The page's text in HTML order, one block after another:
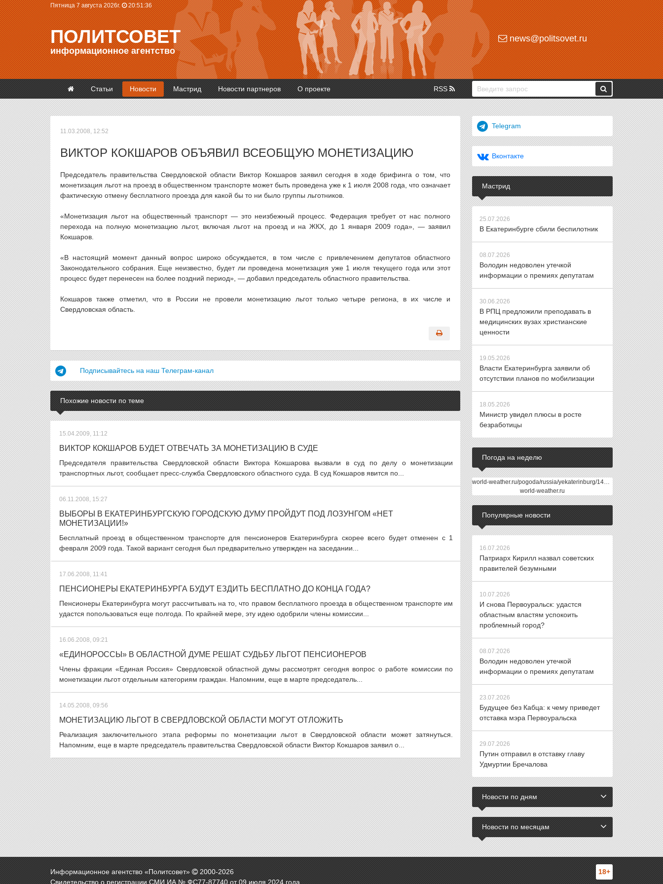
Пятница 7 августа 2026г. 20:51:36
ПОЛИТСОВЕТ
информационное агентство
news@politsovet.ru
Статьи Новости Мастрид Новости партнеров О проекте RSS
11.03.2008, 12:52
ВИКТОР КОКШАРОВ ОБЪЯВИЛ ВСЕОБЩУЮ МОНЕТИЗАЦИЮ
Председатель правительства Свердловской области Виктор Кокшаров заявил сегодня в ходе брифинга о том, что
монетизация льгот на проезд в общественном транспорте может быть проведена уже к 1 июля 2008 года, что означает
фактическую отмену бесплатного проезда для какой бы то ни было группы льготников.
«Монетизация льгот на общественный транспорт — это неизбежный процесс. Федерация требует от нас полного
перехода на полную монетизацию льгот, включая льгот на проезд и на ЖКХ, до 1 января 2009 года», — заявил
Кокшаров.
«В настоящий момент данный вопрос широко обсуждается, в том числе с привлечением депутатов областного
Законодательного собрания. Еще неизвестно, будет ли проведена монетизация уже 1 июля текущего года или этот
процесс будет перенесен на более поздний период», — добавил председатель областного правительства.
Кокшаров также отметил, что в России не провели монетизацию льгот только четыре региона, в их числе и
Свердловская область.
Подписывайтесь на наш Телеграм-канал
Похожие новости по теме
15.04.2009, 11:12
ВИКТОР КОКШАРОВ БУДЕТ ОТВЕЧАТЬ ЗА МОНЕТИЗАЦИЮ В СУДЕ
Председателя правительства Свердловской области Виктора Кокшарова вызвали в суд по делу о монетизации
транспортных льгот, сообщает пресс-служба Свердловского областного суда. В суд Кокшаров явится по...
06.11.2008, 15:27
ВЫБОРЫ В ЕКАТЕРИНБУРГСКУЮ ГОРОДСКУЮ ДУМУ ПРОЙДУТ ПОД ЛОЗУНГОМ «НЕТ
МОНЕТИЗАЦИИ!»
Бесплатный проезд в общественном транспорте для пенсионеров Екатеринбурга скорее всего будет отменен с 1
февраля 2009 года. Такой вариант сегодня был предварительно утвержден на заседании...
17.06.2008, 11:41
ПЕНСИОНЕРЫ ЕКАТЕРИНБУРГА БУДУТ ЕЗДИТЬ БЕСПЛАТНО ДО КОНЦА ГОДА?
Пенсионеры Екатеринбурга могут рассчитывать на то, что правом бесплатного проезда в общественном транспорте им
удастся попользоваться еще полгода. По крайней мере, эту идею одобрили члены комиссии...
16.06.2008, 09:21
«ЕДИНОРОССЫ» В ОБЛАСТНОЙ ДУМЕ РЕШАТ СУДЬБУ ЛЬГОТ ПЕНСИОНЕРОВ
Члены фракции «Единая Россия» Свердловской областной думы рассмотрят сегодня вопрос о работе комиссии по
монетизации льгот отдельным категориям граждан. Напомним, еще в марте председатель...
14.05.2008, 09:56
МОНЕТИЗАЦИЮ ЛЬГОТ В СВЕРДЛОВСКОЙ ОБЛАСТИ МОГУТ ОТЛОЖИТЬ
Реализация заключительного этапа реформы по монетизации льгот в Свердловской области может затянуться.
Напомним, еще в марте председатель правительства Свердловской области Виктор Кокшаров заявил о...
Telegram
Вконтакте
Мастрид
25.07.2026
В Екатеринбурге сбили беспилотник
08.07.2026
Володин недоволен утечкой
информации о премиях депутатам
30.06.2026
В РПЦ предложили преподавать в
медицинских вузах христианские
ценности
19.05.2026
Власти Екатеринбурга заявили об
отсутствии планов по мобилизации
18.05.2026
Министр увидел плюсы в росте
безработицы
Погода на неделю
world-weather.ru/pogoda/russia/yekaterinburg/14days/
world-weather.ru
Популярные новости
16.07.2026
Патриарх Кирилл назвал советских
правителей безумными
10.07.2026
И снова Первоуральск: удастся
областным властям успокоить
проблемный город?
08.07.2026
Володин недоволен утечкой
информации о премиях депутатам
23.07.2026
Будущее без Кабца: к чему приведет
отставка мэра Первоуральска
29.07.2026
Путин отправил в отставку главу
Удмуртии Бречалова
Новости по дням
Новости по месяцам
Информационное агентство «Политсовет» 2000-2026
Свидетельство о регистрации СМИ ИА № ФС77-87740 от 09 июля 2024 года.
18+